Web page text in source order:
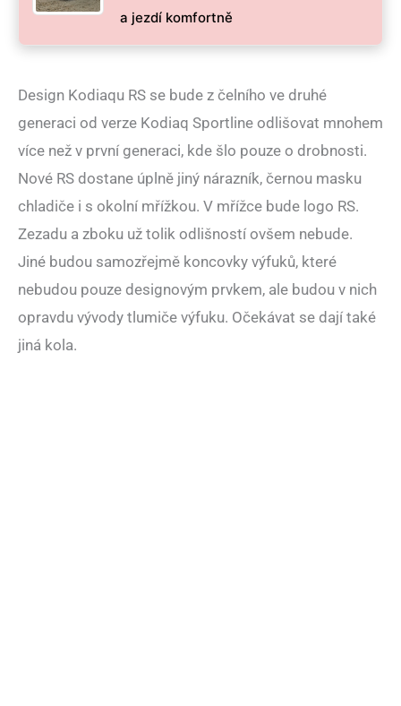
a jezdí komfortně
Design Kodiaqu RS se bude z čelního ve druhé
generaci od verze Kodiaq Sportline odlišovat mnohem
více než v první generaci, kde šlo pouze o drobnosti.
Nové RS dostane úplně jiný nárazník, černou masku
chladiče i s okolní mřížkou. V mřížce bude logo RS.
Zezadu a zboku už tolik odlišností ovšem nebude.
Jiné budou samozřejmě koncovky výfuků, které
nebudou pouze designovým prvkem, ale budou v nich
opravdu vývody tlumiče výfuku. Očekávat se dají také
jiná kola.